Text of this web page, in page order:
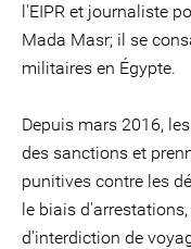
l'EIPR et journaliste
Mada Masr; il se
militaires en Égypte.
Depuis mars 2016,
des sanctions et
punitives contre les
le biais
d'interdiction de